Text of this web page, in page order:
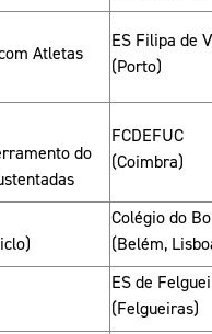
Atletas
ES Filipa de
(Porto)
do
FCDEFUC
(Coimbra)
Colégio do
(Belém,
ES de
(Felgueiras)